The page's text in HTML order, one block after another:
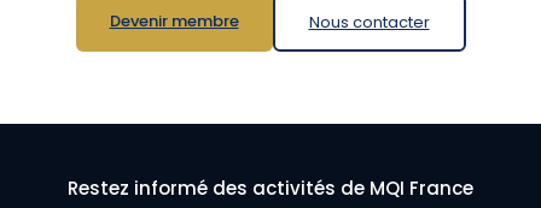
Devenir membre Nous contacter
Restez informé des activités de MQI France